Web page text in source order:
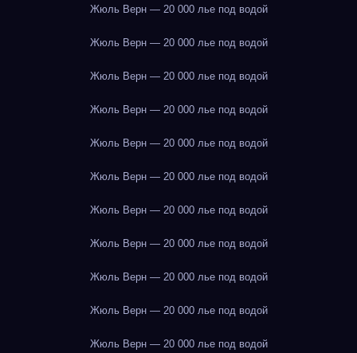
Жюль Верн — 20 000 лье под водой
Жюль Верн — 20 000 лье под водой
Жюль Верн — 20 000 лье под водой
Жюль Верн — 20 000 лье под водой
Жюль Верн — 20 000 лье под водой
Жюль Верн — 20 000 лье под водой
Жюль Верн — 20 000 лье под водой
Жюль Верн — 20 000 лье под водой
Жюль Верн — 20 000 лье под водой
Жюль Верн — 20 000 лье под водой
Жюль Верн — 20 000 лье под водой